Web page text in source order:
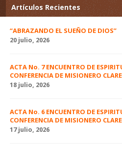
Artículos Recientes
“ABRAZANDO EL SUEÑO DE DIOS”
20 julio, 2026
ACTA No. 7 ENCUENTRO DE
CONFERENCIA DE MISIONERO
18 julio, 2026
ACTA No. 6 ENCUENTRO DE
CONFERENCIA DE MISIONERO
17 julio, 2026